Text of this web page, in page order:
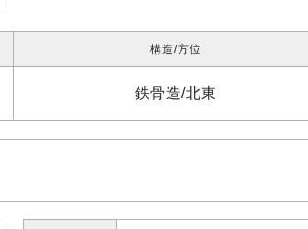
構造 方位
鉄骨造 北東